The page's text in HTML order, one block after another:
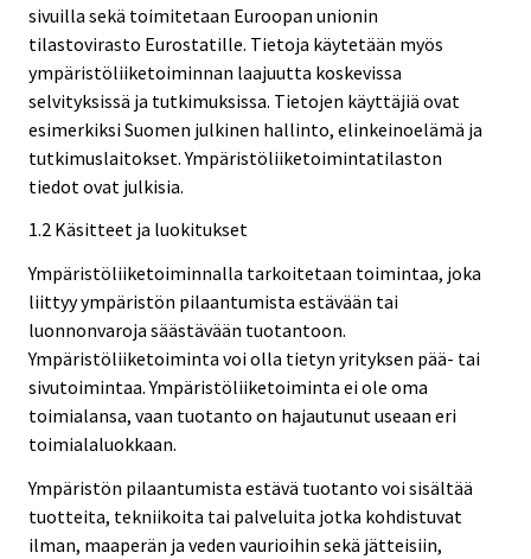
sivuilla sekä toimitetaan Euroopan unionin
tilastovirasto Eurostatille. Tietoja käytetään myös
ympäristöliiketoiminnan laajuutta koskevissa
selvityksissä ja tutkimuksissa. Tietojen käyttäjiä ovat
esimerkiksi Suomen julkinen hallinto, elinkeinoelämä ja
tutkimuslaitokset. Ympäristöliiketoimintatilaston
tiedot ovat julkisia.
1.2 Käsitteet ja luokitukset
Ympäristöliiketoiminnalla tarkoitetaan toimintaa, joka
liittyy ympäristön pilaantumista estävään tai
luonnonvaroja säästävään tuotantoon.
Ympäristöliiketoiminta voi olla tietyn yrityksen pää- tai
sivutoimintaa. Ympäristöliiketoiminta ei ole oma
toimialansa, vaan tuotanto on hajautunut useaan eri
toimialaluokkaan.
Ympäristön pilaantumista estävä tuotanto voi sisältää
tuotteita, tekniikoita tai palveluita jotka kohdistuvat
ilman, maaperän ja veden vaurioihin sekä jätteisiin,